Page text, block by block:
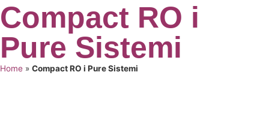
Compact RO i
Pure Sistemi
Home » Compact RO i Pure Sistemi